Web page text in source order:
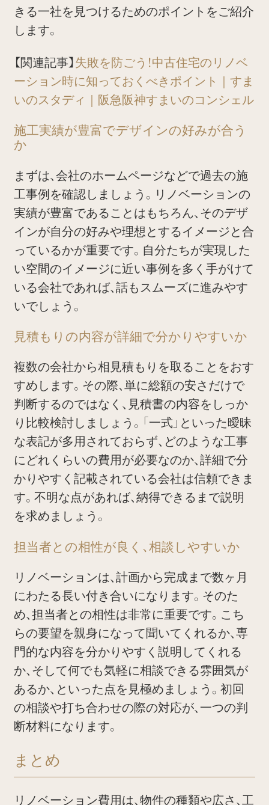
きる一社を見つけるためのポイントをご紹介
します。
【関連記事】 失敗を防ごう！中古住宅のリノベ
ーション時に知っておくべきポイント｜すま
いのスタディ｜阪急阪神すまいのコンシェル
施工実績が豊富でデザインの好みが合う
か
まずは、会社のホームページなどで過去の施
工事例を確認しましょう。リノベーションの
実績が豊富であることはもちろん、そのデザ
インが自分の好みや理想とするイメージと合
っているかが重要です。自分たちが実現した
い空間のイメージに近い事例を多く手がけて
いる会社であれば、話もスムーズに進みやす
いでしょう。
見積もりの内容が詳細で分かりやすいか
複数の会社から相見積もりを取ることをおす
すめします。その際、単に総額の安さだけで
判断するのではなく、見積書の内容をしっか
り比較検討しましょう。「一式」といった曖昧
な表記が多用されておらず、どのような工事
にどれくらいの費用が必要なのか、詳細で分
かりやすく記載されている会社は信頼できま
す。不明な点があれば、納得できるまで説明
を求めましょう。
担当者との相性が良く、相談しやすいか
リノベーションは、計画から完成まで数ヶ月
にわたる長い付き合いになります。そのた
め、担当者との相性は非常に重要です。こち
らの要望を親身になって聞いてくれるか、専
門的な内容を分かりやすく説明してくれる
か、そして何でも気軽に相談できる雰囲気が
あるか、といった点を見極めましょう。初回
の相談や打ち合わせの際の対応が、一つの判
断材料になります。
まとめ
リノベーション費用は、物件の種類や広さ、工